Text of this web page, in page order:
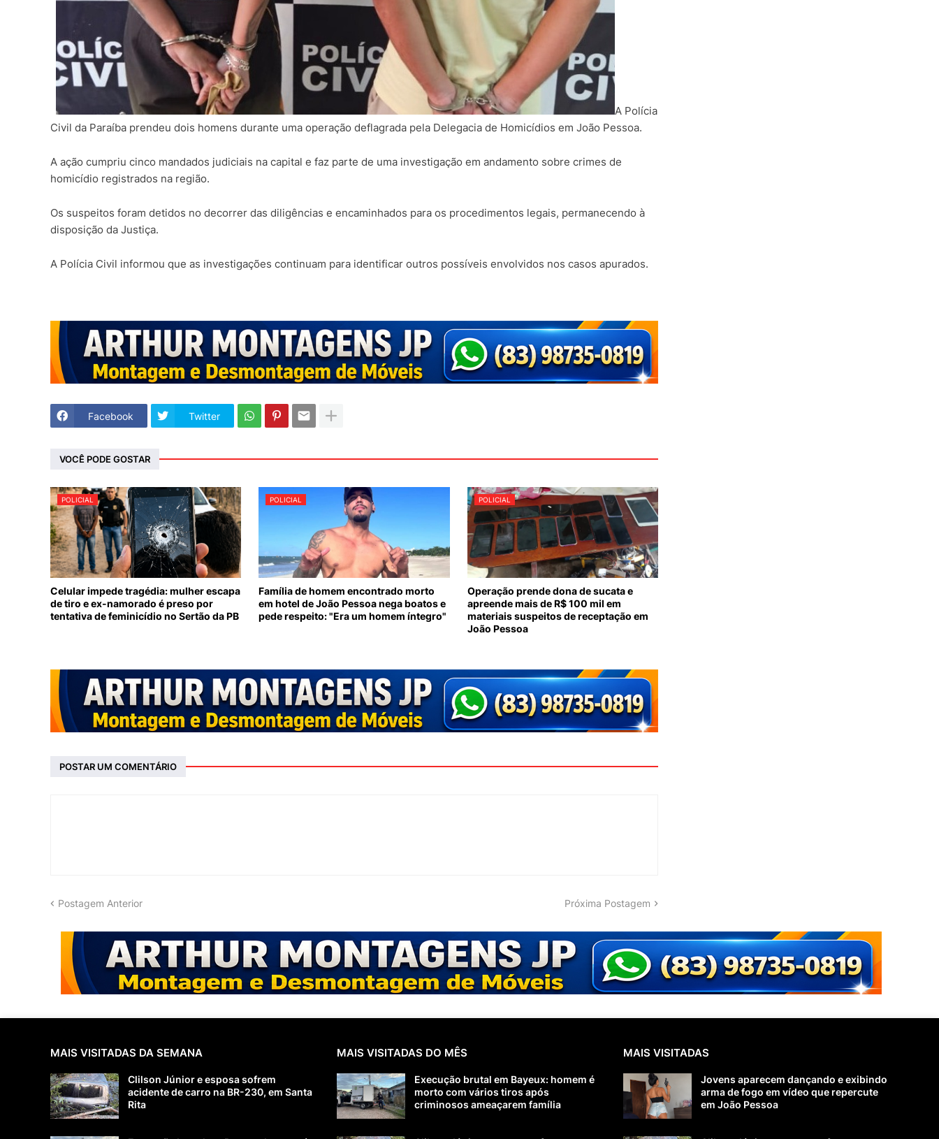
A Polícia
Civil da Paraíba prendeu dois homens durante uma operação deflagrada pela Delegacia de Homicídios em João Pessoa.
A ação cumpriu cinco mandados judiciais na capital e faz parte de uma investigação em andamento sobre crimes de
homicídio registrados na região.
Os suspeitos foram detidos no decorrer das diligências e encaminhados para os procedimentos legais, permanecendo à
disposição da Justiça.
A Polícia Civil informou que as investigações continuam para identificar outros possíveis envolvidos nos casos apurados.
Facebook Twitter
VOCÊ PODE GOSTAR
POLICIAL
Celular impede tragédia: mulher escapa
de tiro e ex-namorado é preso por
tentativa de feminicídio no Sertão da PB
POLICIAL
Família de homem encontrado morto
em hotel de João Pessoa nega boatos e
pede respeito: "Era um homem íntegro"
POLICIAL
Operação prende dona de sucata e
apreende mais de R$ 100 mil em
materiais suspeitos de receptação em
João Pessoa
POSTAR UM COMENTÁRIO
Postagem Anterior Próxima Postagem
MAIS VISITADAS DA SEMANA
Clilson Júnior e esposa sofrem
acidente de carro na BR-230, em Santa
Rita
MAIS VISITADAS DO MÊS
Execução brutal em Bayeux: homem é
morto com vários tiros após
criminosos ameaçarem família
MAIS VISITADAS
Jovens aparecem dançando e exibindo
arma de fogo em vídeo que repercute
em João Pessoa